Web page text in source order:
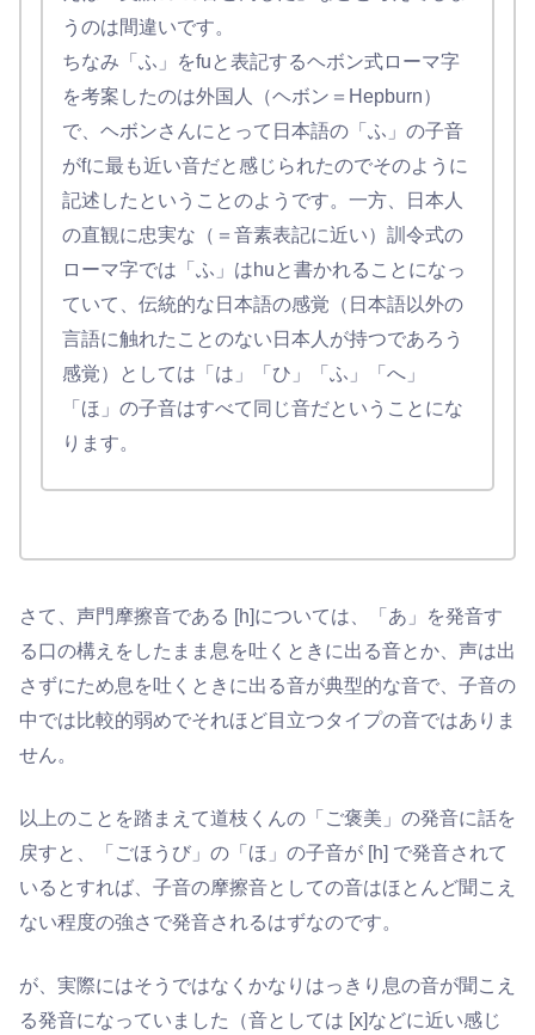
うのは間違いです。
ちなみ「ふ」をfuと表記するヘボン式ローマ字
を考案したのは外国人（ヘボン＝Hepburn）
で、ヘボンさんにとって日本語の「ふ」の子音
がfに最も近い音だと感じられたのでそのように
記述したということのようです。一方、日本人
の直観に忠実な（＝音素表記に近い）訓令式の
ローマ字では「ふ」はhuと書かれることになっ
ていて、伝統的な日本語の感覚（日本語以外の
言語に触れたことのない日本人が持つであろう
感覚）としては「は」「ひ」「ふ」「へ」
「ほ」の子音はすべて同じ音だということにな
ります。
さて、声門摩擦音である [h]については、「あ」を発音す
る口の構えをしたまま息を吐くときに出る音とか、声は出
さずにため息を吐くときに出る音が典型的な音で、子音の
中では比較的弱めでそれほど目立つタイプの音ではありま
せん。
以上のことを踏まえて道枝くんの「ご褒美」の発音に話を
戻すと、「ごほうび」の「ほ」の子音が [h] で発音されて
いるとすれば、子音の摩擦音としての音はほとんど聞こえ
ない程度の強さで発音されるはずなのです。
が、実際にはそうではなくかなりはっきり息の音が聞こえ
る発音になっていました（音としては [x]などに近い感じ